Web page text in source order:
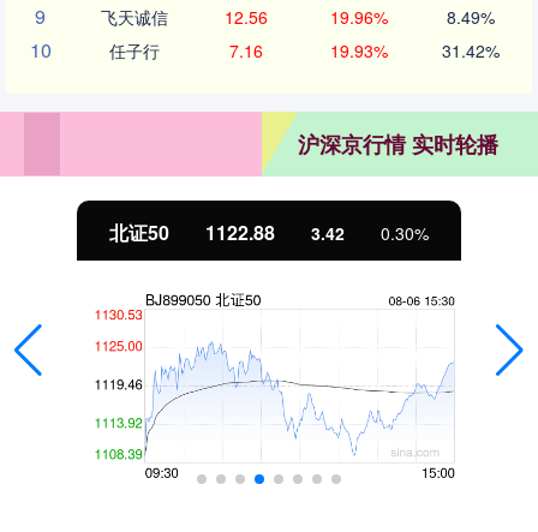
9 飞天诚信 12.56 19.96% 8.49%
10 任子行 7.16 19.93% 31.42%
沪深京行情 实时轮播
北证50 1122.88 3.42 0.30%